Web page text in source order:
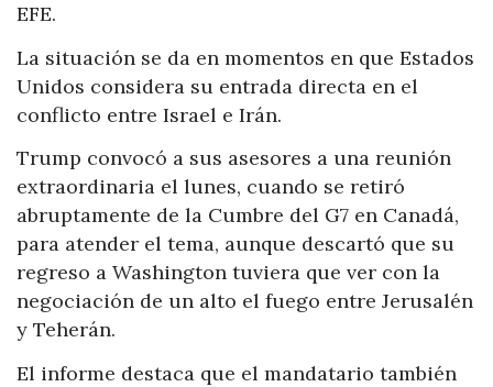
EFE.
La situación se da en momentos en que Estados
Unidos considera su entrada directa en el
conflicto entre Israel e Irán.
Trump convocó a sus asesores a una reunión
extraordinaria el lunes, cuando se retiró
abruptamente de la Cumbre del G7 en Canadá,
para atender el tema, aunque descartó que su
regreso a Washington tuviera que ver con la
negociación de un alto el fuego entre Jerusalén
y Teherán.
El informe destaca que el mandatario también